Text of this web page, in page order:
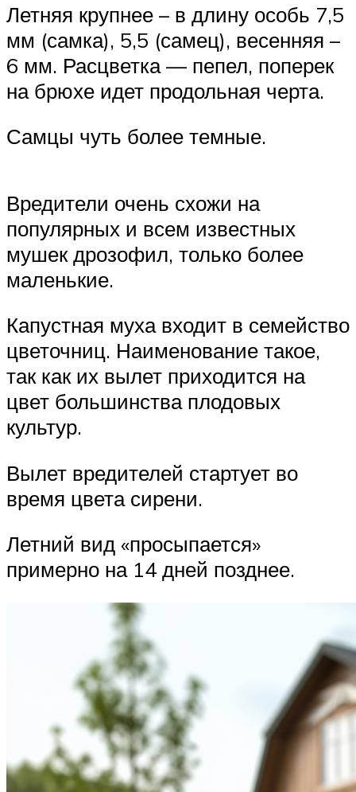
Летняя крупнее – в длину особь 7,5
мм (самка), 5,5 (самец), весенняя –
6 мм. Расцветка — пепел, поперек
на брюхе идет продольная черта.
Самцы чуть более темные.
Вредители очень схожи на
популярных и всем известных
мушек дрозофил, только более
маленькие.
Капустная муха входит в семейство
цветочниц. Наименование такое,
так как их вылет приходится на
цвет большинства плодовых
культур.
Вылет вредителей стартует во
время цвета сирени.
Летний вид «просыпается»
примерно на 14 дней позднее.